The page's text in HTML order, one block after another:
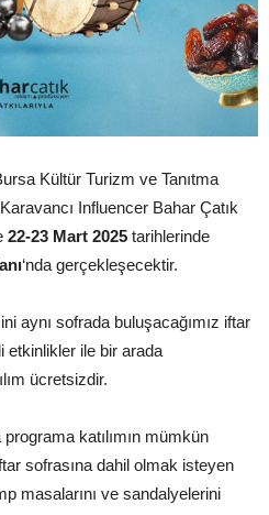
Kültür Turizm ve Tanıtma
Influencer Bahar Çatık
22-23 Mart 2025 tarihlerinde
‘nda gerçekleşecektir.
aynı sofrada buluşacağımız iftar
etkinlikler ile bir arada
ücretsizdir.
programa katılımın mümkün
sofrasına dahil olmak isteyen
masalarını ve sandalyelerini